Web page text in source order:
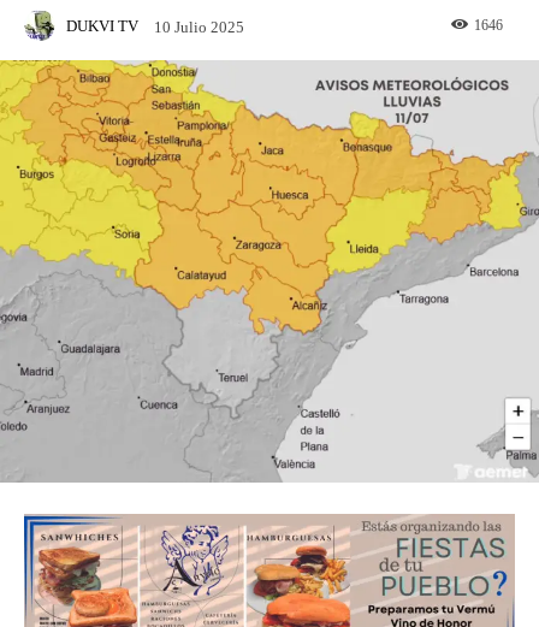
DUKVI TV 10 Julio 2025 1646